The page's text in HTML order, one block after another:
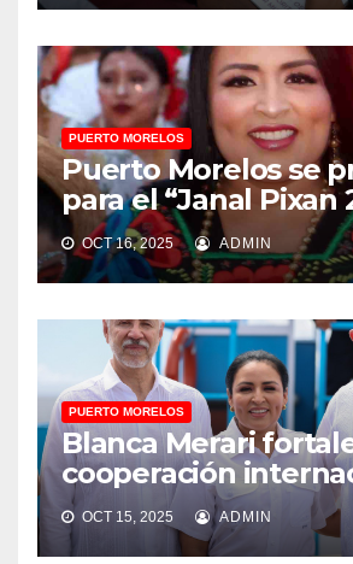
PUERTO MORELOS
Puerto Morelos se
para el “Janal Pixan
OCT 16, 2025 ADMIN
PUERTO MORELOS
Blanca Merari
cooperación
OCT 15, 2025 ADMIN